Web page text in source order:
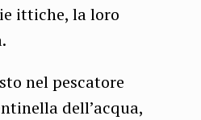
ittiche, la loro
nel pescatore
dell’acqua,